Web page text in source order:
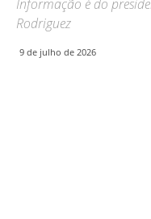
Informação é do
Rodriguez
9 de julho de 2026